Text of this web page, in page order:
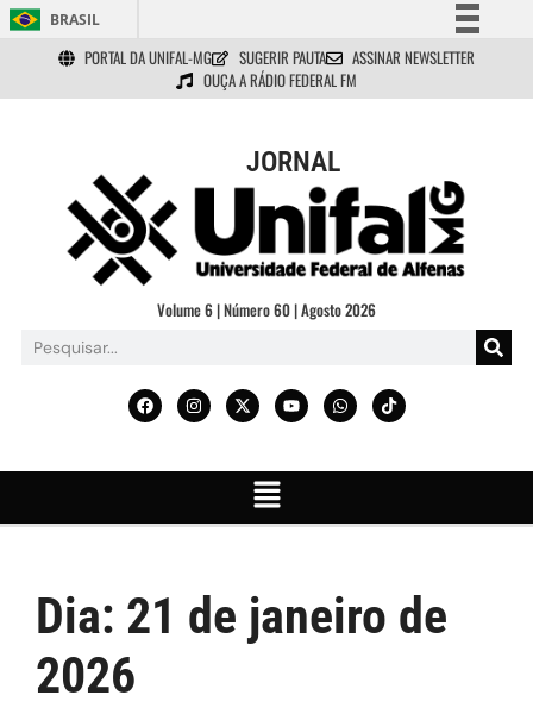
BRASIL
Simplifique!
Comunica BR
Acesso à informação
Legislação
Canais
PORTAL DA UNIFAL-MG SUGERIR PAUTA
ASSINAR NEWSLETTER
OUÇA A RÁDIO FEDERAL FM
JORNAL
Volume 6 | Número 60 | Agosto 2026
Dia: 21 de janeiro de
2026